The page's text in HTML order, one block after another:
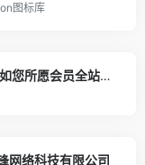
图标库
字如网 -原创正版字体免费下载-字如您所愿会员全站可商用｜官方授权
网络科技有限公司